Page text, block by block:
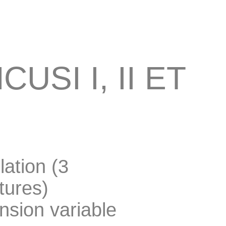
I, II ET
(3
variable